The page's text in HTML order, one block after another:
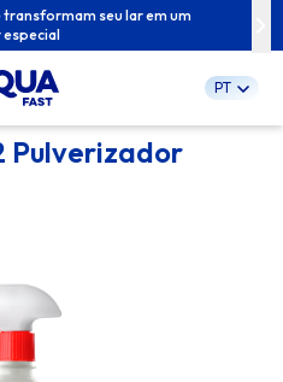
seu lar em um
especial
PT
Pulverizador